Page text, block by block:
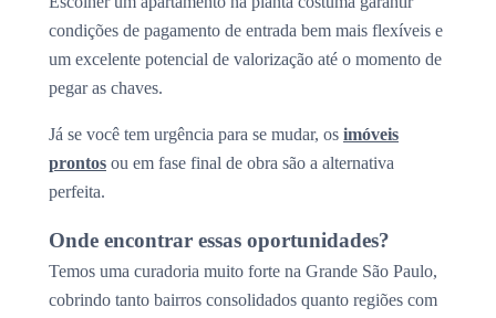
condições de pagamento de entrada bem mais flexíveis e
um excelente potencial de valorização até o momento de
pegar as chaves.
Já se você tem urgência para se mudar, os imóveis
prontos ou em fase final de obra são a alternativa
perfeita.
Onde encontrar essas oportunidades?
Temos uma curadoria muito forte na Grande São Paulo,
cobrindo tanto bairros consolidados quanto regiões com